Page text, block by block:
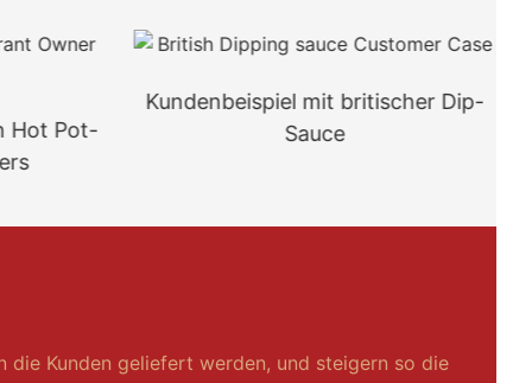
Hot Pot-
Kundenbeispiel mit britischer Dip-
Sauce
Kunden geliefert werden, und steigern so die